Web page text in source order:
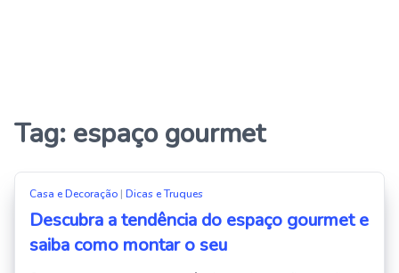
Tag: espaço gourmet
Casa e Decoração | Dicas e Truques
Descubra a tendência do espaço gourmet e
saiba como montar o seu